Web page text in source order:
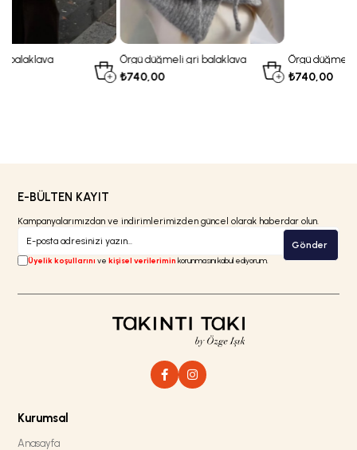
Örgü düğmeli gri balaklava Örgü düğmeli bej balaklava
E-BÜLTEN KAYIT
Kampanyalarımızdan ve indirimlerimizden güncel olarak haberdar olun.
Gönder
Üyelik koşullarını vekişisel verilerimin korunmasını kabul ediyorum.
Kurumsal
Anasayfa